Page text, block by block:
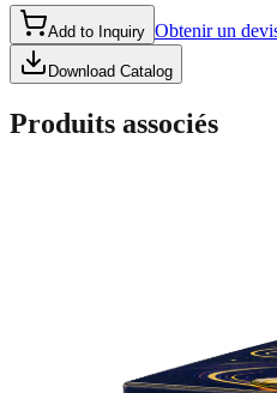
Add to Inquiry Obtenir un
Download Catalog
Produits associés